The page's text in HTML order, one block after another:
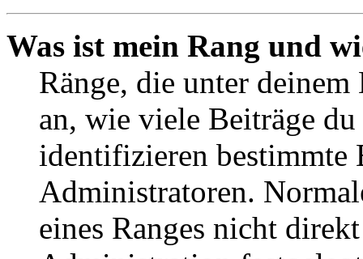
Was ist mein Rang und
Ränge, die unter deinem
an, wie viele Beiträge
identifizieren bestimmte
Administratoren.
eines Ranges nicht